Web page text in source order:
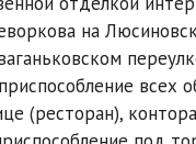
на
всех
(ресторан),